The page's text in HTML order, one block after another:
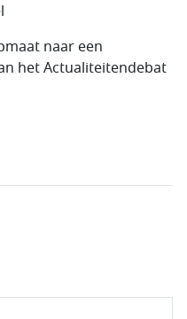
naar een
het Actualiteitendebat
op Facebook